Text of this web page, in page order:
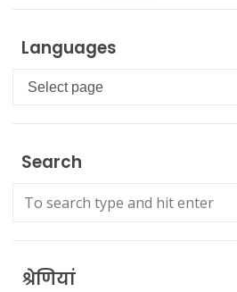
Languages
Languages
Search
श्रेणियां